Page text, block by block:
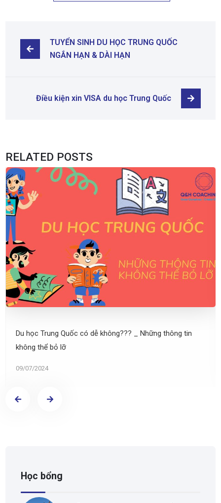
TUYỂN SINH DU HỌC TRUNG QUỐC
NGẮN HẠN & DÀI HẠN
Điều kiện xin VISA du học Trung Quốc
RELATED POSTS
Du học Trung Quốc có dễ không??? _ Những thông tin
không thể bỏ lỡ
09/07/2024
Học bổng